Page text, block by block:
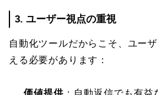
3. ユーザー視点の重視
自動化ツールだからこそ、ユー
える必要があります：
価値提供 ：自動返信でも有益